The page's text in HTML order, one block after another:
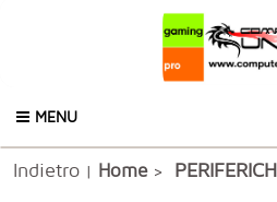
MENU
Indietro | Home>